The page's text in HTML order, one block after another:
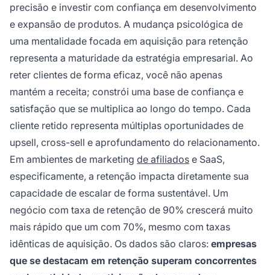
precisão e investir com confiança em desenvolvimento
e expansão de produtos. A mudança psicológica de
uma mentalidade focada em aquisição para retenção
representa a maturidade da estratégia empresarial. Ao
reter clientes de forma eficaz, você não apenas
mantém a receita; constrói uma base de confiança e
satisfação que se multiplica ao longo do tempo. Cada
cliente retido representa múltiplas oportunidades de
upsell, cross-sell e aprofundamento do relacionamento.
Em ambientes de marketing de afiliados e SaaS,
especificamente, a retenção impacta diretamente sua
capacidade de escalar de forma sustentável. Um
negócio com taxa de retenção de 90% crescerá muito
mais rápido que um com 70%, mesmo com taxas
idênticas de aquisição. Os dados são claros: empresas
que se destacam em retenção superam concorrentes